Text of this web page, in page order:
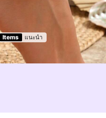
Items แนะนำ